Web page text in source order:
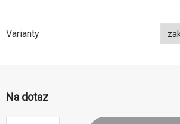
Varianty
Na dotaz